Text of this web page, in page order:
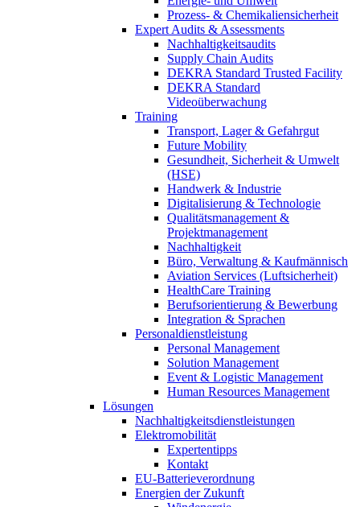
Prozess- & Chemikaliensicherheit
Expert Audits & Assessments
Nachhaltigkeitsaudits
Supply Chain Audits
DEKRA Standard Trusted Facility
DEKRA Standard
Videoüberwachung
Training
Transport, Lager & Gefahrgut
Future Mobility
Gesundheit, Sicherheit & Umwelt
(HSE)
Handwerk & Industrie
Digitalisierung & Technologie
Qualitätsmanagement &
Projektmanagement
Nachhaltigkeit
Büro, Verwaltung & Kaufmännisch
Aviation Services (Luftsicherheit)
HealthCare Training
Berufsorientierung & Bewerbung
Integration & Sprachen
Personaldienstleistung
Personal Management
Solution Management
Event & Logistic Management
Human Resources Management
Lösungen
Nachhaltigkeitsdienstleistungen
Elektromobilität
Expertentipps
Kontakt
EU-Batterieverordnung
Energien der Zukunft